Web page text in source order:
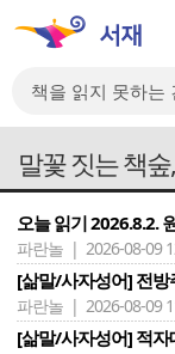
말꽃 짓는 책
오늘 읽기 2026.8.2.
파란놀 | 2026-08-09
[삶말/사자성어] 전방
파란놀 | 2026-08-09
[삶말/사자성어] 적자